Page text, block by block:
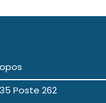
Poste 262